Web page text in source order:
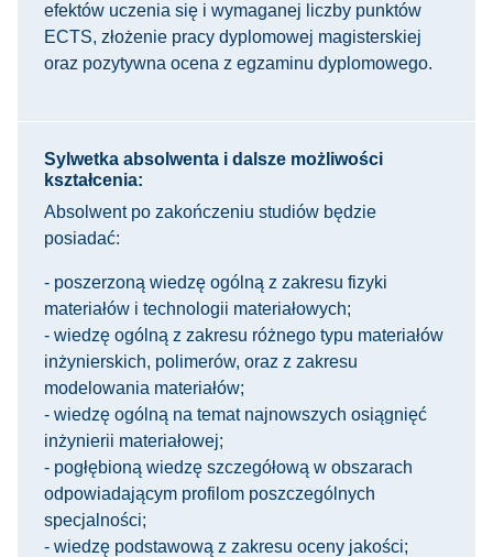
efektów uczenia się i wymaganej liczby punktów
ECTS, złożenie pracy dyplomowej magisterskiej
oraz pozytywna ocena z egzaminu dyplomowego.
Sylwetka absolwenta i dalsze możliwości
kształcenia:
Absolwent po zakończeniu studiów będzie
posiadać:
- poszerzoną wiedzę ogólną z zakresu fizyki
materiałów i technologii materiałowych;
- wiedzę ogólną z zakresu różnego typu materiałów
inżynierskich, polimerów, oraz z zakresu
modelowania materiałów;
- wiedzę ogólną na temat najnowszych osiągnięć
inżynierii materiałowej;
- pogłębioną wiedzę szczegółową w obszarach
odpowiadającym profilom poszczególnych
specjalności;
- wiedzę podstawową z zakresu oceny jakości;